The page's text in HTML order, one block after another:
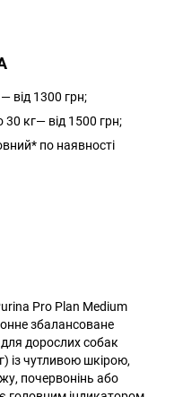
від 1300 грн;
кг— від 1500 грн;
по наявності
Pro Plan Medium
збалансоване
дорослих собак
із чутливою шкірою,
почервонінь або